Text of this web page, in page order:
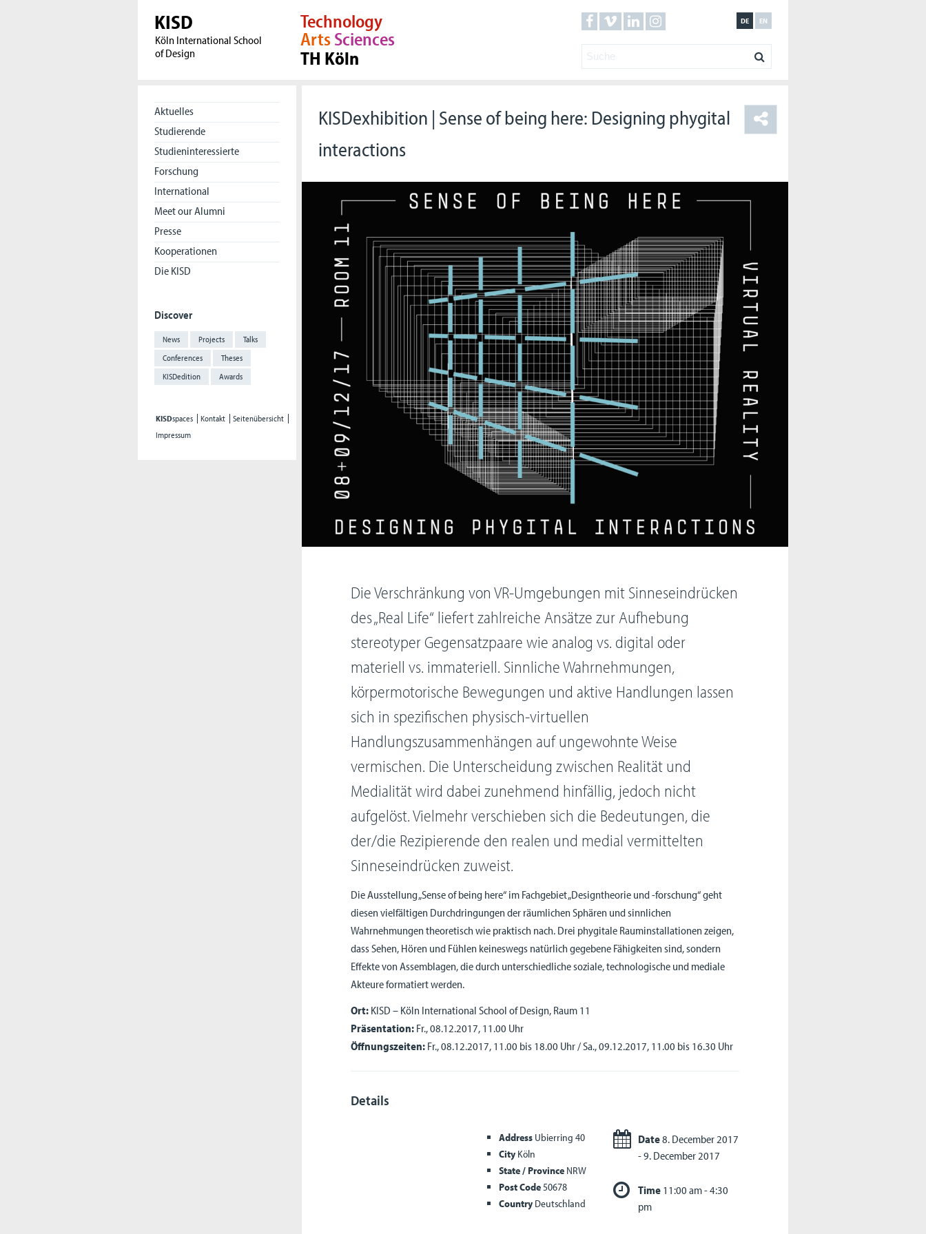
KISD
Köln International School
of Design
EN
DE
Technology
ArtsSciences
TH Köln
Aktuelles
Studierende
Studieninteressierte
Forschung
International
Meet our Alumni
Presse
Kooperationen
Die KISD
Discover
News Projects
Talks
Conferences
Theses
KISDedition
Awards
KISDspaces Kontakt
Seitenübersicht
Impressum
KISDexhibition | Sense of being here: Designing phygital
interactions
Die Verschränkung von VR-Umgebungen mit Sinneseindrücken
des „Real Life“ liefert zahlreiche Ansätze zur Aufhebung
stereotyper Gegensatzpaare wie analog vs. digital oder
materiell vs. immateriell. Sinnliche Wahrnehmungen,
körpermotorische Bewegungen und aktive Handlungen lassen
sich in spezifischen physisch-virtuellen
Handlungszusammenhängen auf ungewohnte Weise
vermischen. Die Unterscheidung zwischen Realität und
Medialität wird dabei zunehmend hinfällig, jedoch nicht
aufgelöst. Vielmehr verschieben sich die Bedeutungen, die
der/die Rezipierende den realen und medial vermittelten
Sinneseindrücken zuweist.
Die Ausstellung „Sense of being here“ im Fachgebiet „Designtheorie und -forschung“ geht
diesen vielfältigen Durchdringungen der räumlichen Sphären und sinnlichen
Wahrnehmungen theoretisch wie praktisch nach. Drei phygitale Rauminstallationen zeigen,
dass Sehen, Hören und Fühlen keineswegs natürlich gegebene Fähigkeiten sind, sondern
Effekte von Assemblagen, die durch unterschiedliche soziale, technologische und mediale
Akteure formatiert werden.
Ort: KISD – Köln International School of Design, Raum 11
Präsentation: Fr., 08.12.2017, 11.00 Uhr
Öffnungszeiten: Fr., 08.12.2017, 11.00 bis 18.00 Uhr / Sa., 09.12.2017, 11.00 bis 16.30 Uhr
Details
AddressUbierring 40
CityKöln
State / ProvinceNRW
Post Code50678
CountryDeutschland
Date8. December 2017
- 9. December 2017
Time 11:00 am - 4:30
pm